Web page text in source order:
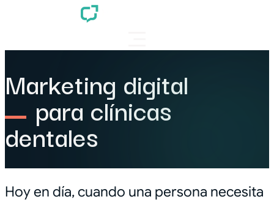
Marketing digital
para clínicas
dentales
Hoy en día, cuando una persona necesita